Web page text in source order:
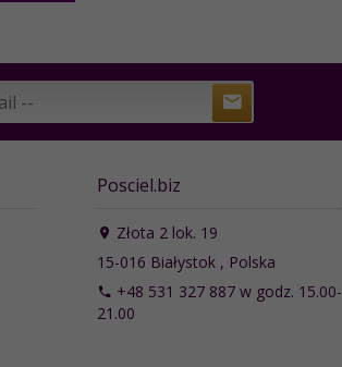
Posciel.biz
Złota 2 lok. 19
15-016 Białystok, Polska
+48 531 327 887 w godz. 15.00-
21.00